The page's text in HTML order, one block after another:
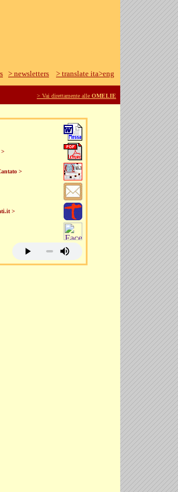
> newsletters > translate ita>eng
> Vai direttamente alle OMELIE
>
>